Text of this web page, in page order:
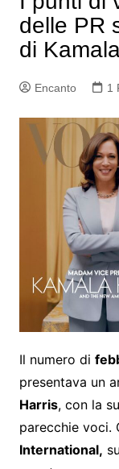
delle PR
di
Encanto 1
Il numero di
presentava un
Harris, con la
parecchie voci.
International,